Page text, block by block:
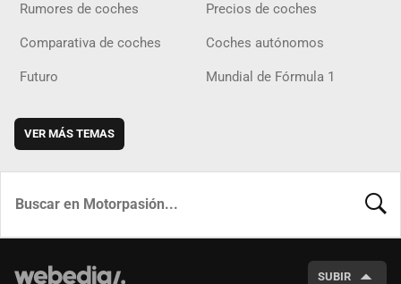
Rumores de coches Precios de coches
Comparativa de coches Coches autónomos
Futuro Mundial de Fórmula 1
VER MÁS TEMAS
SUBIR